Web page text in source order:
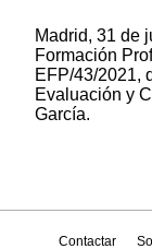
Madrid, 31 de
Formación
EFP/43/2021,
Evaluación y
García.
Contactar